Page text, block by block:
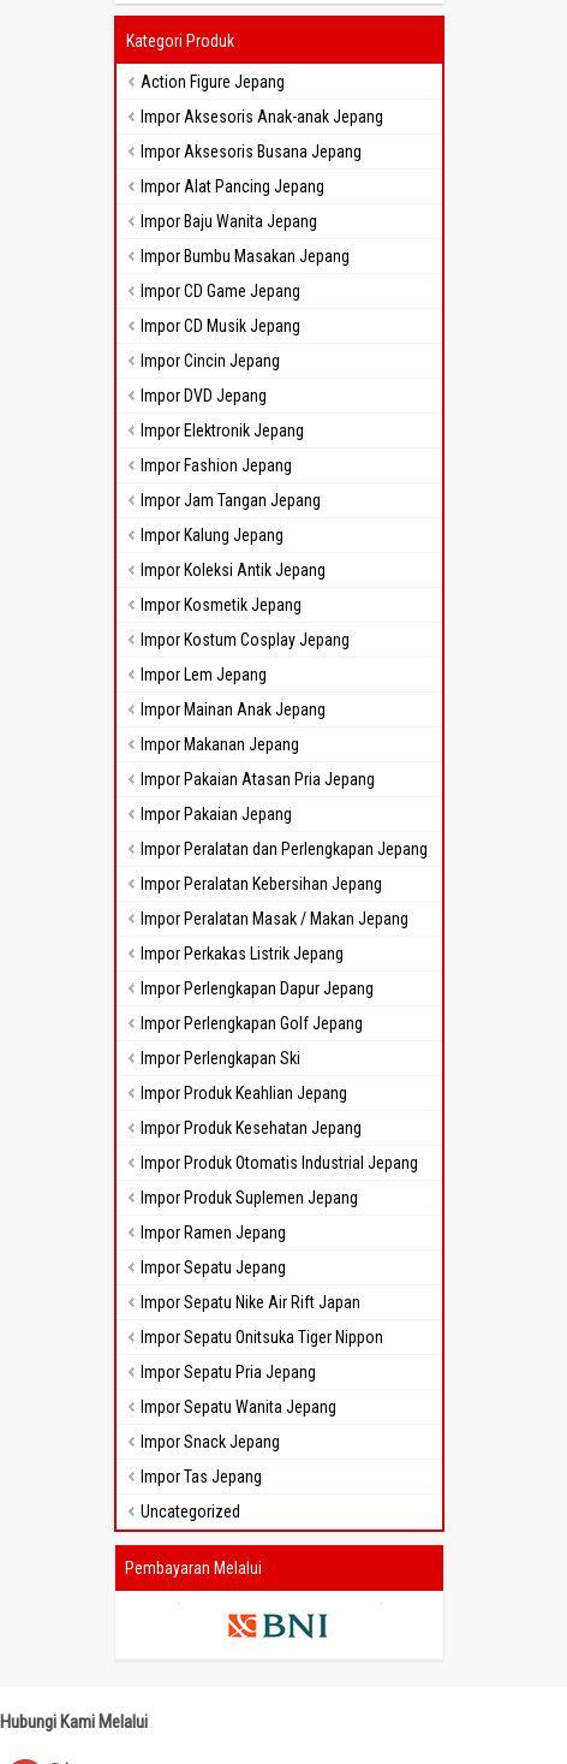
Kategori Produk
Action Figure Jepang
Impor Aksesoris Anak-anak Jepang
Impor Aksesoris Busana Jepang
Impor Alat Pancing Jepang
Impor Baju Wanita Jepang
Impor Bumbu Masakan Jepang
Impor CD Game Jepang
Impor CD Musik Jepang
Impor Cincin Jepang
Impor DVD Jepang
Impor Elektronik Jepang
Impor Fashion Jepang
Impor Jam Tangan Jepang
Impor Kalung Jepang
Impor Koleksi Antik Jepang
Impor Kosmetik Jepang
Impor Kostum Cosplay Jepang
Impor Lem Jepang
Impor Mainan Anak Jepang
Impor Makanan Jepang
Impor Pakaian Atasan Pria Jepang
Impor Pakaian Jepang
Impor Peralatan dan Perlengkapan Jepang
Impor Peralatan Kebersihan Jepang
Impor Peralatan Masak / Makan Jepang
Impor Perkakas Listrik Jepang
Impor Perlengkapan Dapur Jepang
Impor Perlengkapan Golf Jepang
Impor Perlengkapan Ski
Impor Produk Keahlian Jepang
Impor Produk Kesehatan Jepang
Impor Produk Otomatis Industrial Jepang
Impor Produk Suplemen Jepang
Impor Ramen Jepang
Impor Sepatu Jepang
Impor Sepatu Nike Air Rift Japan
Impor Sepatu Onitsuka Tiger Nippon
Impor Sepatu Pria Jepang
Impor Sepatu Wanita Jepang
Impor Snack Jepang
Impor Tas Jepang
Uncategorized
Pembayaran Melalui
Hubungi Kami Melalui